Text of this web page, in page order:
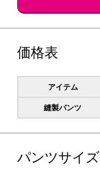
価格表
アイテム
縫製パンツ
パンツサイズ